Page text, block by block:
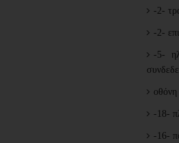
-2-
-2-
-5-
οθόνη
-18-
-16-